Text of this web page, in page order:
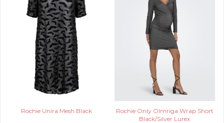
Rochie Unira Mesh Black
Rochie Only Olmriga Wrap Short
Black/Silver Lurex